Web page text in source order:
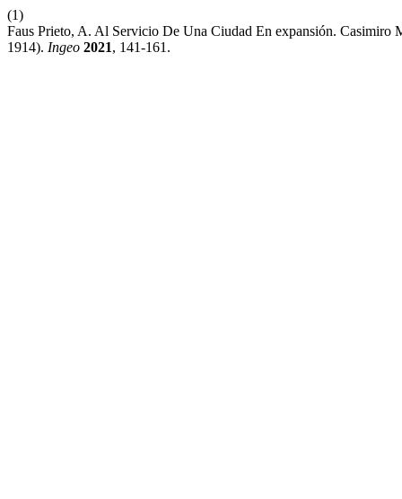
(1)
Faus Prieto, A. Al Servicio De Una Ciudad En expansión.
1914). Ingeo 2021, 141-161.